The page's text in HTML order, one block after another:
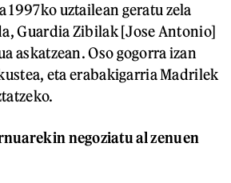
1997ko uztailean geratu zela
Guardia Zibilak [Jose Antonio]
askatzean. Oso gogorra izan
eta erabakigarria Madrilek
negoziatu al zenuen